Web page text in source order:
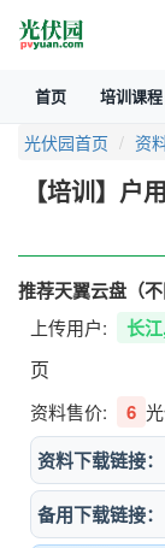
首页 培训课程
光伏园首页 资
【培训】户
推荐天翼云盘（不
上传用户: 长
页
资料售价: 6
资料下载链接：
备用下载链接：